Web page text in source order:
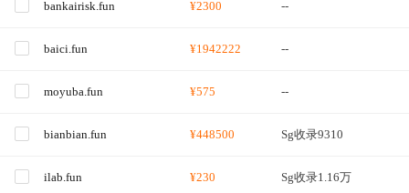
bankairisk.fun ¥2300 --
baici.fun ¥1942222 --
moyuba.fun ¥575 --
bianbian.fun ¥448500 Sg收录9310
ilab.fun ¥230 Sg收录1.16万